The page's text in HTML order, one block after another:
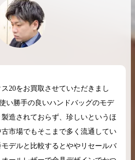
ンの買取価格や
徹底解説
20をお買取させていただきまし
い勝手の良いハンドバッグのモデ
造されておらず、珍しいというほ
市場でもそこまで多く流通してい
デルと比較するとややリセールバ